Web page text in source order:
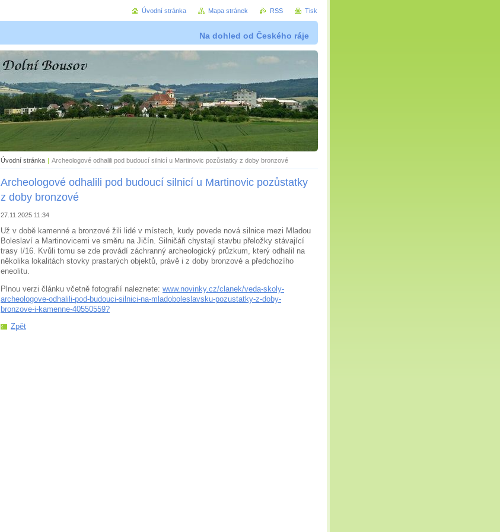
Na dohled od Českého ráje
Úvodní stránka | Archeologové odhalili pod budoucí silnicí u Martinovic pozůstatky z doby bronzové
Archeologové odhalili pod budoucí silnicí u Martinovic pozůstatky
z doby bronzové
27.11.2025 11:34
Už v době kamenné a bronzové žili lidé v místech, kudy povede nová silnice mezi Mladou
Boleslaví a Martinovicemi ve směru na Jičín. Silničáři chystají stavbu přeložky stávající
trasy I/16. Kvůli tomu se zde provádí záchranný archeologický průzkum, který odhalil na
několika lokalitách stovky prastarých objektů, právě i z doby bronzové a předchozího
eneolitu.
Plnou verzi článku včetně fotografií naleznete: www.novinky.cz/clanek/veda-skoly-
archeologove-odhalili-pod-budouci-silnici-na-mladoboleslavsku-pozustatky-z-doby-
bronzove-i-kamenne-40550559?
Zpět
Úvodní stránka Mapa stránek RSS Tisk